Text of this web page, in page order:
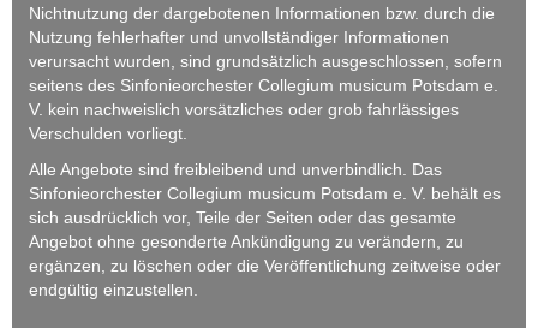
Nichtnutzung der dargebotenen Informationen bzw. durch die
Nutzung fehlerhafter und unvollständiger Informationen
verursacht wurden, sind grundsätzlich ausgeschlossen, sofern
seitens des Sinfonieorchester Collegium musicum Potsdam e.
V. kein nachweislich vorsätzliches oder grob fahrlässiges
Verschulden vorliegt.
Alle Angebote sind freibleibend und unverbindlich. Das
Sinfonieorchester Collegium musicum Potsdam e. V. behält es
sich ausdrücklich vor, Teile der Seiten oder das gesamte
Angebot ohne gesonderte Ankündigung zu verändern, zu
ergänzen, zu löschen oder die Veröffentlichung zeitweise oder
endgültig einzustellen.